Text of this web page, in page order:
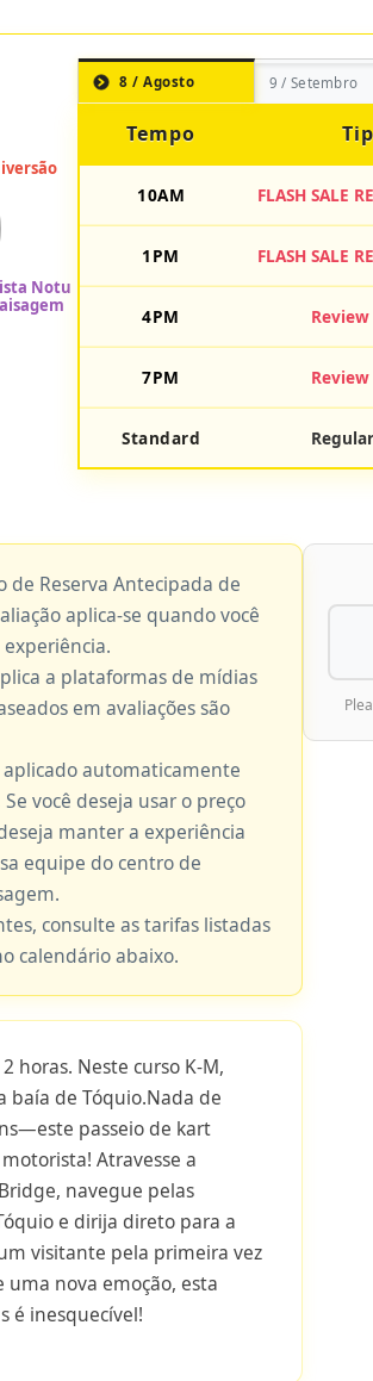
8 / Agosto 9 / Setembro
Tempo
10AM FLASH SALE
1PM FLASH SALE
4PM
7PM
Standard
de Reserva Antecipada de
aplica-se quando você
a plataformas de mídias
em avaliações são
automaticamente
você deseja usar o preço
manter a experiência
equipe do centro de
consulte as tarifas listadas
calendário abaixo.
horas. Neste curso K-M,
baía de Tóquio.Nada de
passeio de kart
Atravesse a
navegue pelas
e dirija direto para a
visitante pela primeira vez
nova emoção, esta
é inesquecível!